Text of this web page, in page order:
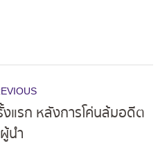
post:
แรก หลังการโค่นล้มอดีต
ผู้นำ